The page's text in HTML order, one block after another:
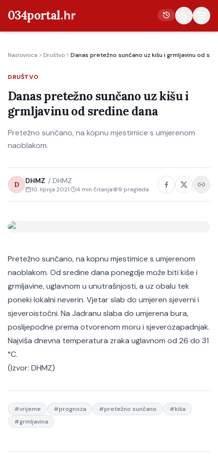
034portal.hr
Crna kronika
Poljoprivreda
Politika
Gospodarstvo
Život
Kultura
Sport
Naslovnica Društvo Danas pretežno sunčano uz kišu i grmljavinu od
DRUŠTVO
Danas pretežno sunčano uz kišu i
grmljavinu od sredine dana
Pretežno sunčano, na kopnu mjestimice s umjerenom
naoblakom.
D DHMZ / DHMZ
10. lipnja 2021. 4 min čitanja 9 pregleda
Pretežno sunčano, na kopnu mjestimice s umjerenom
naoblakom. Od sredine dana ponegdje može biti kiše i
grmljavine, uglavnom u unutrašnjosti, a uz obalu tek
poneki lokalni neverin. Vjetar slab do umjeren sjeverni i
sjeveroistočni. Na Jadranu slaba do umjerena bura,
poslijepodne prema otvorenom moru i sjeverozapadnjak.
Najviša dnevna temperatura zraka uglavnom od 26 do 31
°C.
(Izvor: DHMZ)
#vrijeme #prognoza #pretežno sunčano #kiša
#grmljavina